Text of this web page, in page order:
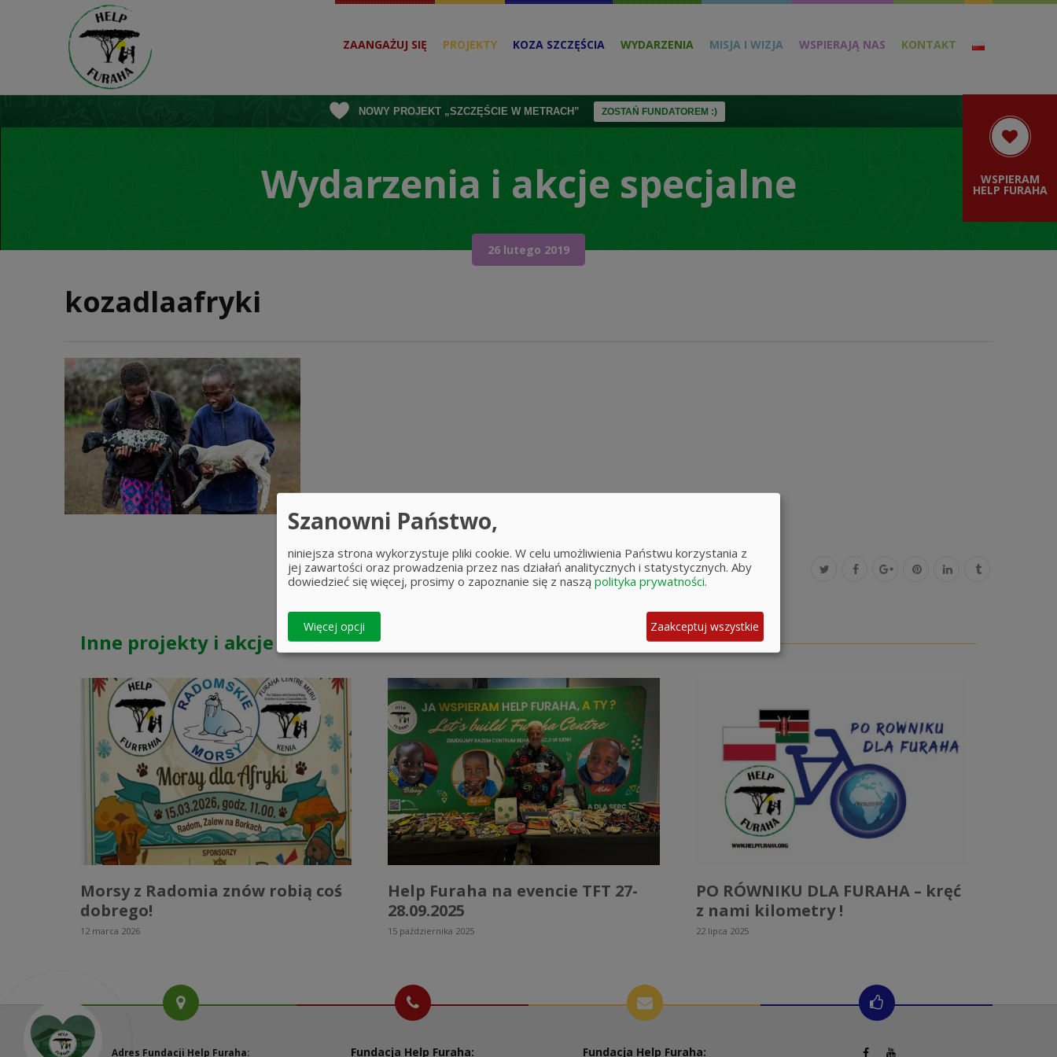
NOWY PROJEKT „SZCZĘŚCIE W METRACH” ZOSTAŃ FUNDATOREM :)
ZAANGAŻUJ SIĘ PROJEKTY KOZA SZCZĘŚCIA WYDARZENIA MISJA I WIZJA WSPIERAJĄ NAS KONTAKT
WSPIERAM
HELP FURAHA
Wydarzenia i akcje specjalne
26 lutego 2019
kozadlaafryki
Inne projekty i akcje
Morsy z Radomia znów robią coś
dobrego!
12 marca 2026
Help Furaha na evencie TFT 27-
28.09.2025
15 października 2025
PO RÓWNIKU DLA FURAHA – kręć
z nami kilometry !
22 lipca 2025
Adres Fundacji Help Furaha:
Fundacja Help Furaha:
Fundacja Help Furaha:
„SZCZĘŚCIE W METRACH”
Szanowni Państwo,
niniejsza strona wykorzystuje pliki cookie. W celu umożliwienia Państwu korzystania z
jej zawartości oraz prowadzenia przez nas działań analitycznych i statystycznych. Aby
dowiedzieć się więcej, prosimy o zapoznanie się z naszą polityka prywatności.
Więcej opcji Zaakceptuj wszystkie